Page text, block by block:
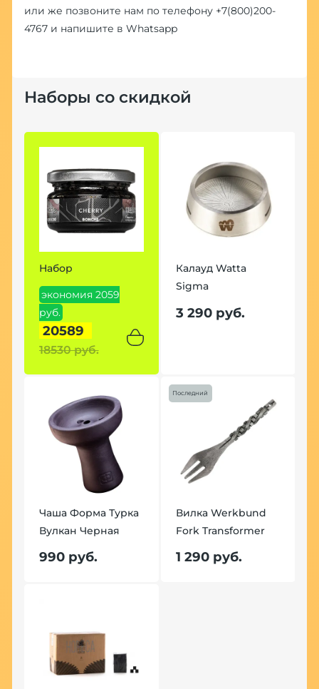
или же позвоните нам по телефону +7(800)200-
4767и напишите в Whatsapp
Наборы со скидкой
Набор
экономия 2059
руб.
20589
18530 руб.
Калауд Watta
Sigma
3 290 руб.
Чаша Форма Турка
Вулкан Черная
990 руб.
Последний
Вилка Werkbund
Fork Transformer
1 290 руб.